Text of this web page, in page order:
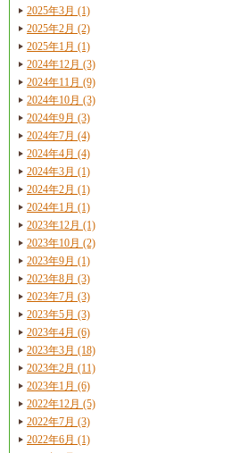
2025年3月 (1)
2025年2月 (2)
2025年1月 (1)
2024年12月 (3)
2024年11月 (9)
2024年10月 (3)
2024年9月 (3)
2024年7月 (4)
2024年4月 (4)
2024年3月 (1)
2024年2月 (1)
2024年1月 (1)
2023年12月 (1)
2023年10月 (2)
2023年9月 (1)
2023年8月 (3)
2023年7月 (3)
2023年5月 (3)
2023年4月 (6)
2023年3月 (18)
2023年2月 (11)
2023年1月 (6)
2022年12月 (5)
2022年7月 (3)
2022年6月 (1)